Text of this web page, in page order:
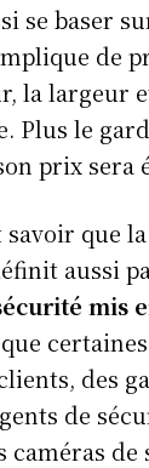
se baser
de
la largeur
Plus le
prix sera
que la
aussi
mis
des
de
caméras